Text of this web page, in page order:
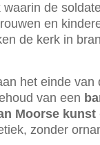
de
en
de kerk in
het einde van
van een
Moorse kunst
zonder